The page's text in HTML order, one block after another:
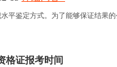
平鉴定方式。为了能够保证结果
格证报考时间